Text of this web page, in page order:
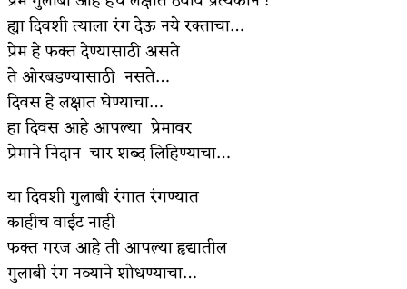
ह्या दिवशी त्याला रंग देऊ नये रक्ताचा…
प्रेम हे फक्त देण्यासाठी असते
ते ओरबडण्यासाठी नसते…
दिवस हे लक्षात घेण्याचा…
हा दिवस आहे आपल्या प्रेमावर
प्रेमाने निदान चार शब्द लिहिण्याचा…
या दिवशी गुलाबी रंगात रंगण्यात
काहीच वाईट नाही
फक्त गरज आहे ती आपल्या हृद्यातील
गुलाबी रंग नव्याने शोधण्याचा…